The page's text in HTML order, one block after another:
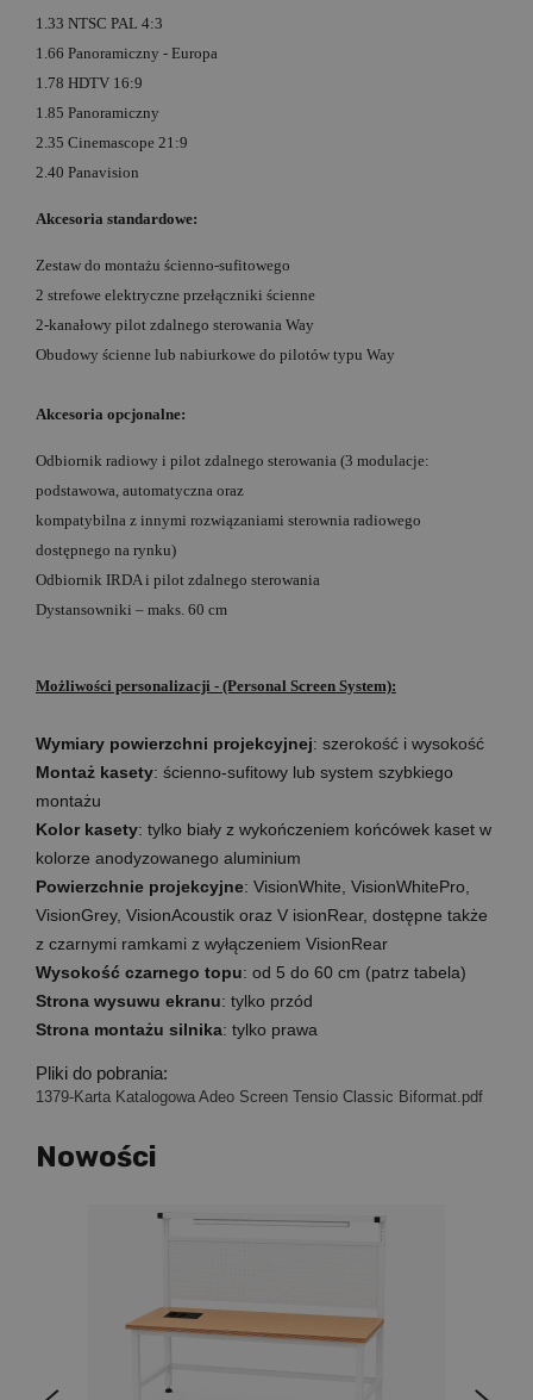
1.33 NTSC PAL 4:3
1.66 Panoramiczny - Europa
1.78 HDTV 16:9
1.85 Panoramiczny
2.35 Cinemascope 21:9
2.40 Panavision
Akcesoria standardowe:
Zestaw do montażu ścienno-sufitowego
2 strefowe elektryczne przełączniki ścienne
2-kanałowy pilot zdalnego sterowania Way
Obudowy ścienne lub nabiurkowe do pilotów typu Way
Akcesoria opcjonalne:
Odbiornik radiowy i pilot zdalnego sterowania (3 modulacje:
podstawowa, automatyczna oraz
kompatybilna z innymi rozwiązaniami sterownia radiowego
dostępnego na rynku)
Odbiornik IRDA i pilot zdalnego sterowania
Dystansowniki – maks. 60 cm
Możliwości personalizacji - (Personal Screen System):
Wymiary powierzchni projekcyjnej: szerokość i wysokość
Montaż kasety: ścienno-sufitowy lub system szybkiego
montażu
Kolor kasety: tylko biały z wykończeniem końcówek kaset w
kolorze anodyzowanego aluminium
Powierzchnie projekcyjne: VisionWhite, VisionWhitePro,
VisionGrey, VisionAcoustik oraz V isionRear, dostępne także
z czarnymi ramkami z wyłączeniem VisionRear
Wysokość czarnego topu: od 5 do 60 cm (patrz tabela)
Strona wysuwu ekranu: tylko przód
Strona montażu silnika: tylko prawa
Pliki do pobrania:
1379-Karta Katalogowa Adeo Screen Tensio Classic Biformat.pdf
Nowości